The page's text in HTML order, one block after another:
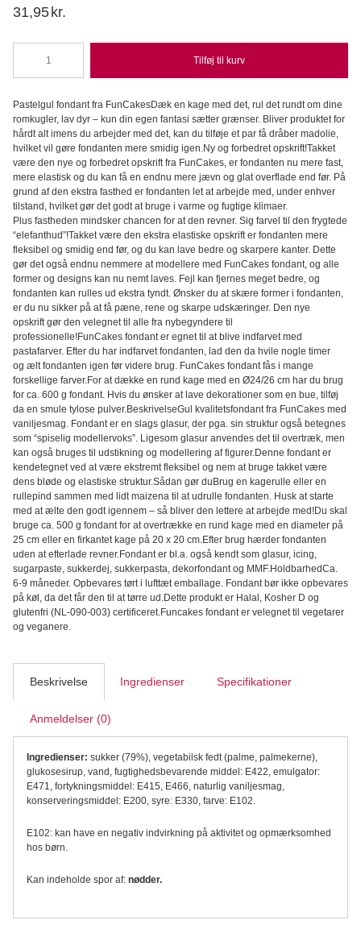
31,95 kr.
Fondant
Pastel
250
g
antal
Tilføj til kurv
Pastelgul fondant fra FunCakesDæk en kage med det, rul det rundt om dine
romkugler, lav dyr – kun din egen fantasi sætter grænser. Bliver produktet for
hårdt alt imens du arbejder med det, kan du tilføje et par få dråber madolie,
hvilket vil gøre fondanten mere smidig igen.Ny og forbedret opskrift!Takket
være den nye og forbedret opskrift fra FunCakes, er fondanten nu mere fast,
mere elastisk og du kan få en endnu mere jævn og glat overflade end før. På
grund af den ekstra fasthed er fondanten let at arbejde med, under enhver
tilstand, hvilket gør det godt at bruge i varme og fugtige klimaer.
Plus fastheden mindsker chancen for at den revner. Sig farvel til den frygtede
“elefanthud”!Takket være den ekstra elastiske opskrift er fondanten mere
fleksibel og smidig end før, og du kan lave bedre og skarpere kanter. Dette
gør det også endnu nemmere at modellere med FunCakes fondant, og alle
former og designs kan nu nemt laves. Fejl kan fjernes meget bedre, og
fondanten kan rulles ud ekstra tyndt. Ønsker du at skære former i fondanten,
er du nu sikker på at få pæne, rene og skarpe udskæringer. Den nye
opskrift gør den velegnet til alle fra nybegyndere til
professionelle!FunCakes fondant er egnet til at blive indfarvet med
pastafarver. Efter du har indfarvet fondanten, lad den da hvile nogle timer
og ælt fondanten igen før videre brug. FunCakes fondant fås i mange
forskellige farver.For at dække en rund kage med en Ø24/26 cm har du brug
for ca. 600 g fondant. Hvis du ønsker at lave dekorationer som en bue, tilføj
da en smule tylose pulver.BeskrivelseGul kvalitetsfondant fra FunCakes med
vaniljesmag. Fondant er en slags glasur, der pga. sin struktur også betegnes
som “spiselig modellervoks”. Ligesom glasur anvendes det til overtræk, men
kan også bruges til udstikning og modellering af figurer.Denne fondant er
kendetegnet ved at være ekstremt fleksibel og nem at bruge takket være
dens bløde og elastiske struktur.Sådan gør duBrug en kagerulle eller en
rullepind sammen med lidt maizena til at udrulle fondanten. Husk at starte
med at ælte den godt igennem – så bliver den lettere at arbejde med!Du skal
bruge ca. 500 g fondant for at overtrække en rund kage med en diameter på
25 cm eller en firkantet kage på 20 x 20 cm.Efter brug hærder fondanten
uden at efterlade revner.Fondant er bl.a. også kendt som glasur, icing,
sugarpaste, sukkerdej, sukkerpasta, dekorfondant og MMF.HoldbarhedCa.
6-9 måneder. Opbevares tørt i lufttæt emballage. Fondant bør ikke opbevares
på køl, da det får den til at tørre ud.Dette produkt er Halal, Kosher D og
glutenfri (NL-090-003) certificeret.Funcakes fondant er velegnet til vegetarer
og veganere.
Beskrivelse Ingredienser Specifikationer
Anmeldelser (0)
Ingredienser: sukker (79%), vegetabilsk fedt (palme, palmekerne),
glukosesirup, vand, fugtighedsbevarende middel: E422, emulgator:
E471, fortykningsmiddel: E415, E466, naturlig vaniljesmag,
konserveringsmiddel: E200, syre: E330, farve: E102.
E102: kan have en negativ indvirkning på aktivitet og opmærksomhed
hos børn.
Kan indeholde spor af: nødder.